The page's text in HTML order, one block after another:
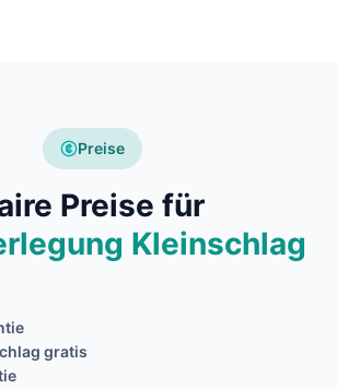
Preise
Preise für
Kleinschlag
gratis